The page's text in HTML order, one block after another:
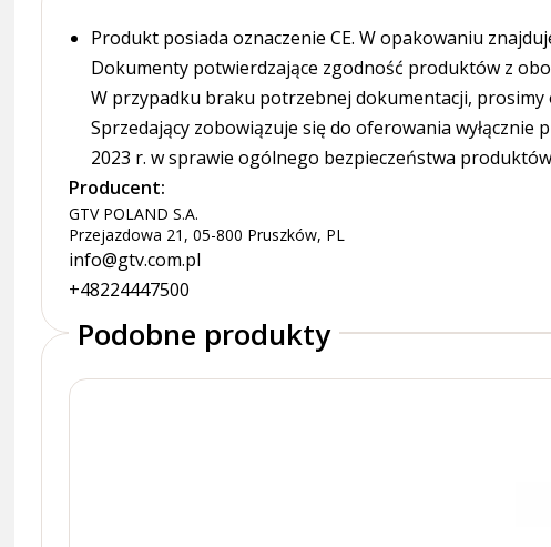
Produkt posiada oznaczenie CE. W opakowaniu
Dokumenty potwierdzające zgodność produktów z
W przypadku braku potrzebnej dokumentacji, prosimy
Sprzedający zobowiązuje się do oferowania
2023 r. w sprawie ogólnego bezpieczeństwa
Producent:
GTV POLAND S.A.
Przejazdowa 21, 05-800 Pruszków, PL
info@gtv.com.pl
+48224447500
Podobne produkty